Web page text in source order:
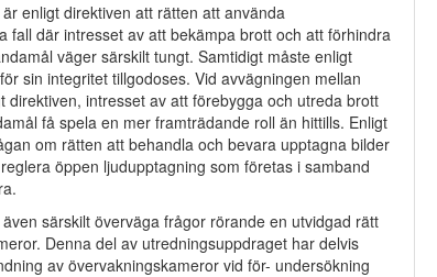
enligt direktiven att rätten att använda
fall där intresset av att bekämpa brott och att förhindra
väger särskilt tungt. Samtidigt måste enligt
sin integritet tillgodoses. Vid avvägningen mellan
intresset av att förebygga och utreda brott
få spela en mer framträdande roll än hittills. Enligt
om rätten att behandla och bevara upptagna bilder
öppen ljudupptagning som företas i samband
särskilt överväga frågor rörande en utvidgad rätt
Denna del av utredningsuppdraget har delvis
av övervakningskameror vid för- undersökning